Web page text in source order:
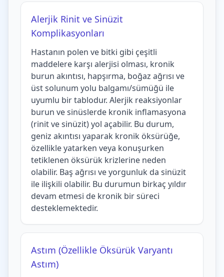
Alerjik Rinit ve Sinüzit
Komplikasyonları
Hastanın polen ve bitki gibi çeşitli
maddelere karşı alerjisi olması, kronik
burun akıntısı, hapşırma, boğaz ağrısı ve
üst solunum yolu balgamı/sümüğü ile
uyumlu bir tablodur. Alerjik reaksiyonlar
burun ve sinüslerde kronik inflamasyona
(rinit ve sinüzit) yol açabilir. Bu durum,
geniz akıntısı yaparak kronik öksürüğe,
özellikle yatarken veya konuşurken
tetiklenen öksürük krizlerine neden
olabilir. Baş ağrısı ve yorgunluk da sinüzit
ile ilişkili olabilir. Bu durumun birkaç yıldır
devam etmesi de kronik bir süreci
desteklemektedir.
Astım (Özellikle Öksürük Varyantı
Astım)